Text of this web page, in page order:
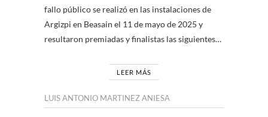
fallo público se realizó en las instalaciones de
Argizpi en Beasain el 11 de mayo de 2025 y
resultaron premiadas y finalistas las siguientes…
LEER MÁS
LUIS ANTONIO MARTINEZ ANIESA